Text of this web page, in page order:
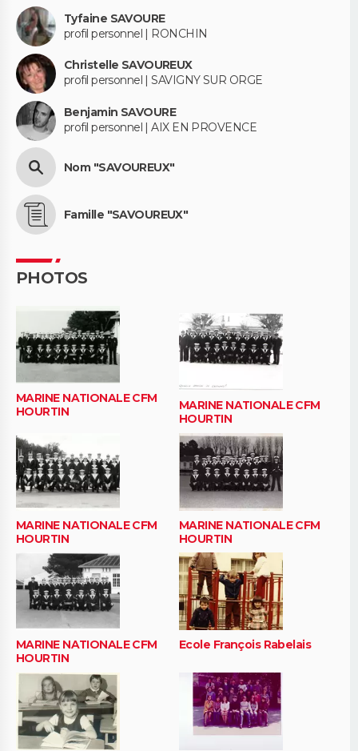
Tyfaine SAVOURE
profil personnel | RONCHIN
Christelle SAVOUREUX
profil personnel | SAVIGNY SUR ORGE
Benjamin SAVOURE
profil personnel | AIX EN PROVENCE
Nom "SAVOUREUX"
Famille "SAVOUREUX"
PHOTOS
MARINE NATIONALE CFM
HOURTIN
MARINE NATIONALE CFM
HOURTIN
MARINE NATIONALE CFM
HOURTIN
MARINE NATIONALE CFM
HOURTIN
MARINE NATIONALE CFM
HOURTIN
Ecole François Rabelais